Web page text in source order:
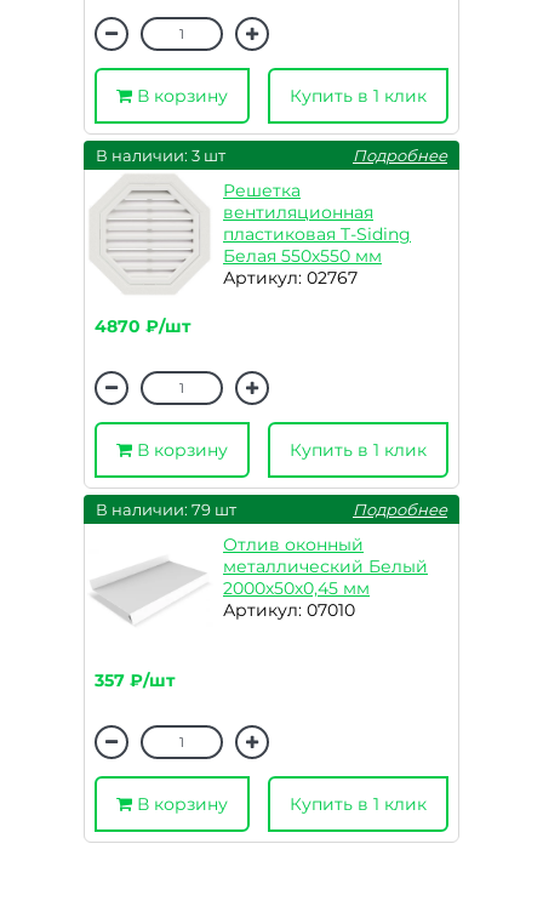
В корзину Купить в 1 клик
В наличии: 3 шт Подробнее
Решетка
вентиляционная
пластиковая T-Siding
Белая 550х550 мм
Артикул: 02767
4870 ₽/шт
В корзину Купить в 1 клик
В наличии: 79 шт Подробнее
Отлив оконный
металлический Белый
2000х50х0,45 мм
Артикул: 07010
357 ₽/шт
В корзину Купить в 1 клик